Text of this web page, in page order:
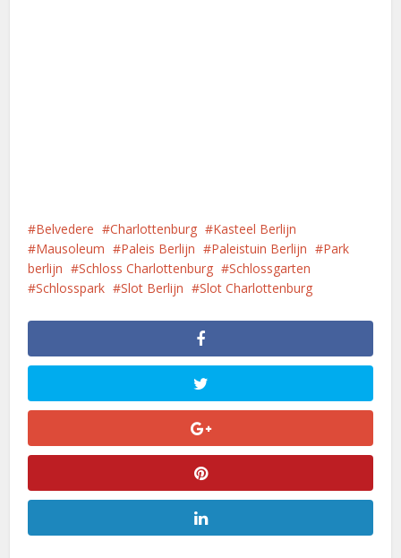
Belvedere Charlottenburg
Kasteel Berlijn
Mausoleum
Paleis Berlijn Paleistuin Berlijn
Park
berlijn
Schloss Charlottenburg
Schlossgarten
Schlosspark
Slot Berlijn Slot Charlottenburg